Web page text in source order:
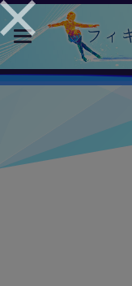
toggle
navigation